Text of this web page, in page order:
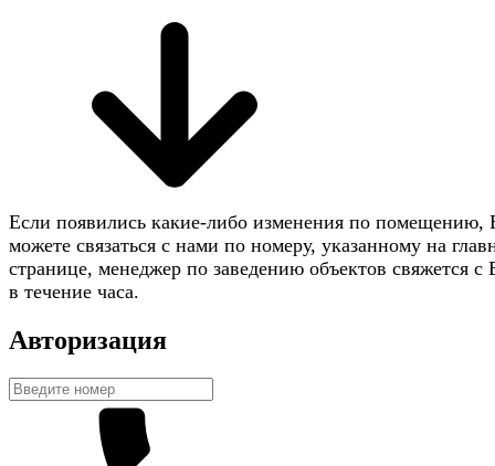
Если появились какие-либо изменения по помещению,
можете связаться с нами по номеру, указанному на
странице, менеджер по заведению объектов свяжется с
в течение часа.
Авторизация